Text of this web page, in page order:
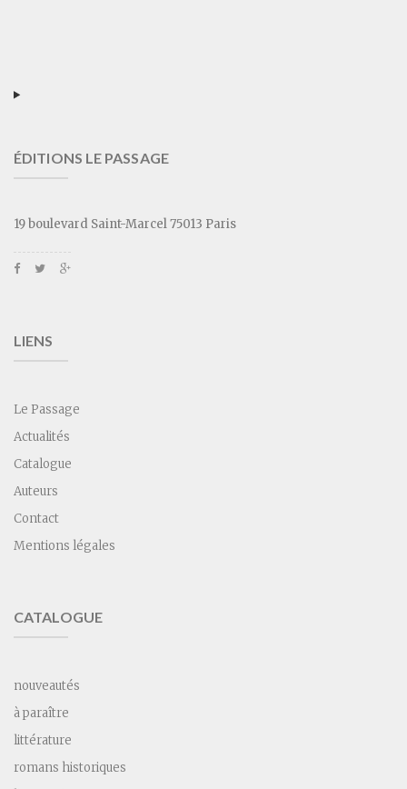
ÉDITIONS LE PASSAGE
19 boulevard Saint-Marcel 75013 Paris
LIENS
Le Passage
Actualités
Catalogue
Auteurs
Contact
Mentions légales
CATALOGUE
nouveautés
à paraître
littérature
romans historiques